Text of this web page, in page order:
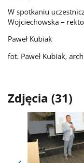
W spotkaniu
Wojciechowska –
Paweł Kubiak
fot. Paweł Kubiak,
Zdjęcia (31)